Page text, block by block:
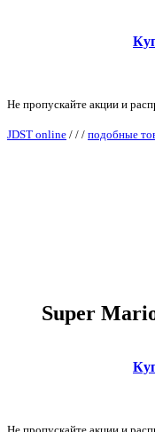
Не пропускайте акции и
JDST online / / / подобные
Super